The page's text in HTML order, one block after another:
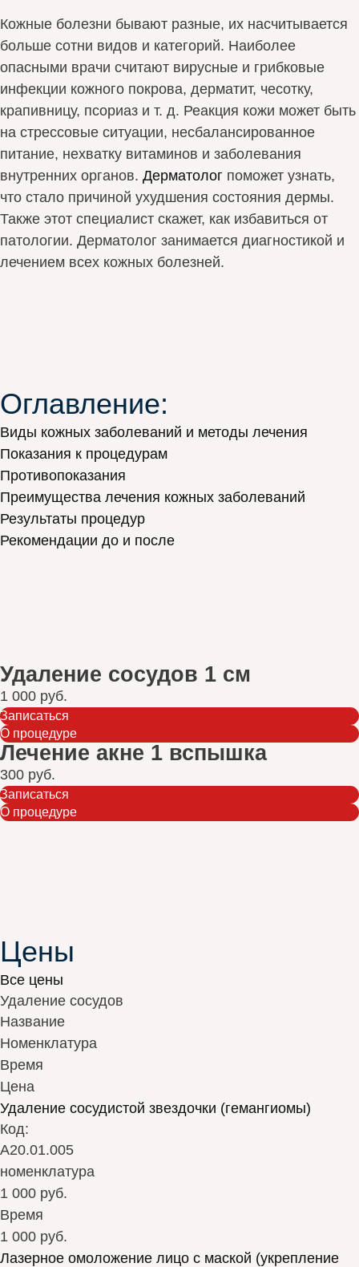
Кожные болезни бывают разные, их насчитывается
больше сотни видов и категорий. Наиболее
опасными врачи считают вирусные и грибковые
инфекции кожного покрова, дерматит, чесотку,
крапивницу, псориаз и т. д. Реакция кожи может быть
на стрессовые ситуации, несбалансированное
питание, нехватку витаминов и заболевания
внутренних органов. Дерматолог поможет узнать,
что стало причиной ухудшения состояния дермы.
Также этот специалист скажет, как избавиться от
патологии. Дерматолог занимается диагностикой и
лечением всех кожных болезней.
Оглавление:
Виды кожных заболеваний и методы лечения
Показания к процедурам
Противопоказания
Преимущества лечения кожных заболеваний
Результаты процедур
Рекомендации до и после
Удаление сосудов 1 см
1 000 руб.
Записаться
О процедуре
Лечение акне 1 вспышка
300 руб.
Записаться
О процедуре
Цены
Все цены
Удаление сосудов
Название
Номенклатура
Время
Цена
Удаление сосудистой звездочки (гемангиомы)
Код:
А20.01.005
номенклатура
1 000 руб.
Время
1 000 руб.
Лазерное омоложение лицо с маской (укрепление